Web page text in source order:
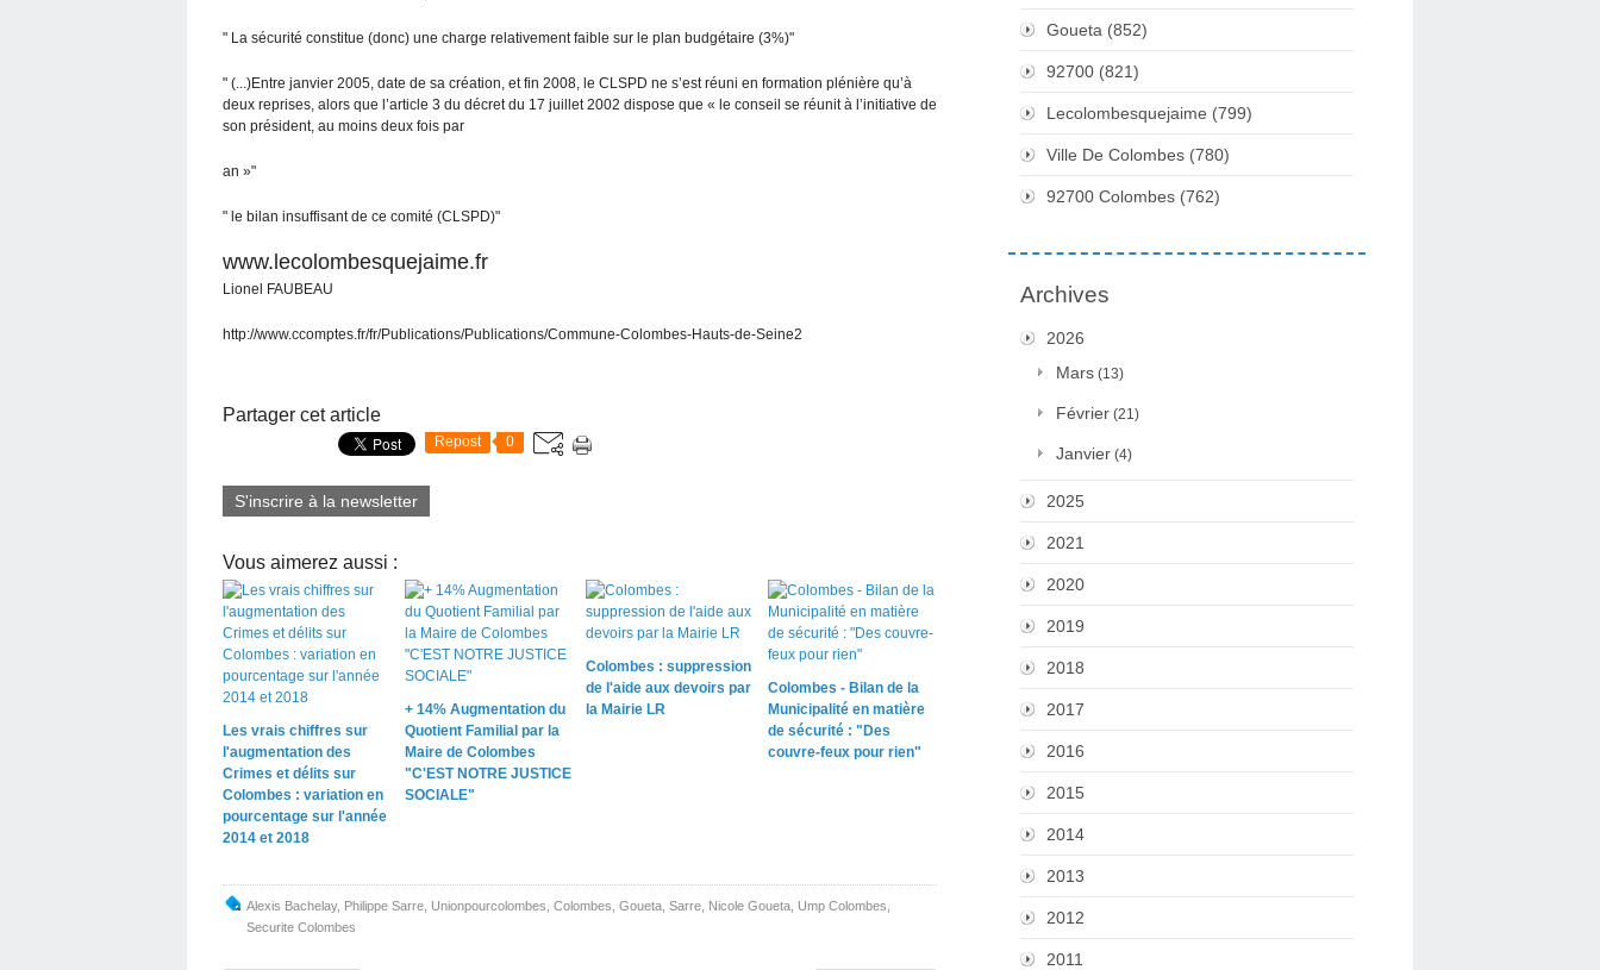
" La sécurité constitue (donc) une charge relativement faible sur le plan budgétaire (3%)"
" (...)Entre janvier 2005, date de sa création, et fin 2008, le CLSPD ne s’est réuni en formation plénière qu’à
deux reprises, alors que l’article 3 du décret du 17 juillet 2002 dispose que « le conseil se réunit à l’initiative de
son président, au moins deux fois par
an »"
" le bilan insuffisant de ce comité (CLSPD)"
www.lecolombesquejaime.fr
Lionel FAUBEAU
http://www.ccomptes.fr/fr/Publications/Publications/Commune-Colombes-Hauts-de-Seine2
Partager cet article
Repost 0
S'inscrire à la newsletter
Vous aimerez aussi :
Les vrais chiffres sur
l'augmentation des
Crimes et délits sur
Colombes : variation en
pourcentage sur l'année
2014 et 2018
+ 14% Augmentation du
Quotient Familial par la
Maire de Colombes
"C'EST NOTRE JUSTICE
SOCIALE"
Colombes : suppression
de l'aide aux devoirs par
la Mairie LR
Colombes - Bilan de la
Municipalité en matière
de sécurité : "Des
couvre-feux pour rien"
Alexis Bachelay, Philippe Sarre Unionpourcolombes Colombes Goueta Sarre Nicole Goueta Ump Colombes
Securite Colombes
Goueta (852)
92700 (821)
Lecolombesquejaime (799)
Ville De Colombes (780)
92700 Colombes (762)
Archives
2026
Mars (13)
Février (21)
Janvier (4)
2025
2021
2020
2019
2018
2017
2016
2015
2014
2013
2012
2011